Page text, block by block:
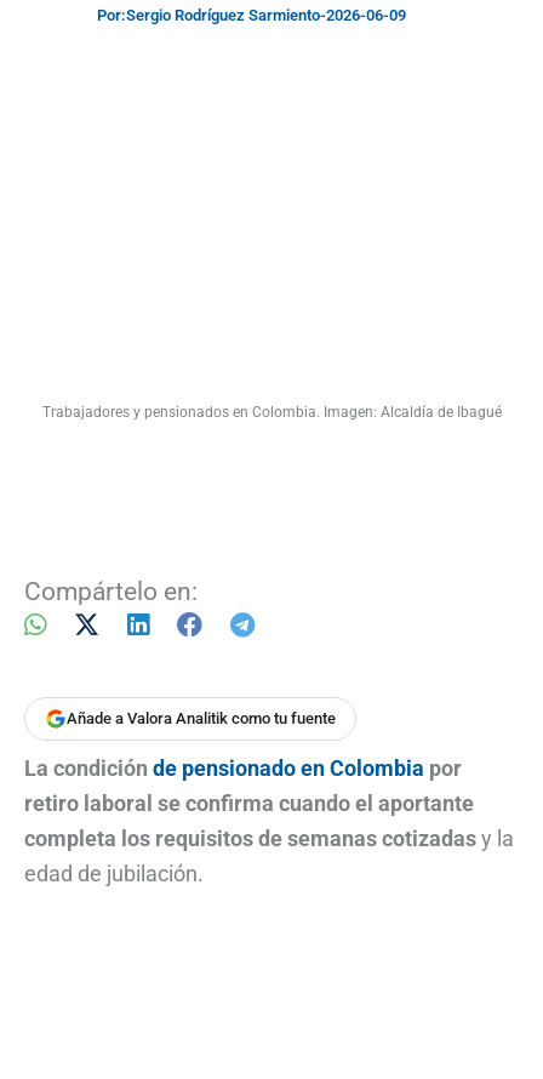
Por:Sergio Rodríguez Sarmiento-2026-06-09
Trabajadores y pensionados en Colombia. Imagen: Alcaldía de Ibagué
Compártelo en:
Añade a Valora Analitik como tu fuente
La condición de pensionado en Colombia por
retiro laboral se confirma cuando el aportante
completa los requisitos de semanas cotizadasy la
edad de jubilación.